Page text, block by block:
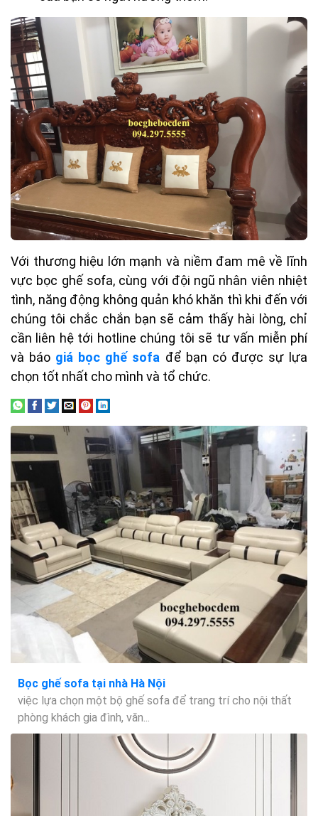
Với thương hiệu lớn mạnh và niềm đam mê về lĩnh
vực bọc ghế sofa, cùng với đội ngũ nhân viên nhiệt
tình, năng động không quản khó khăn thì khi đến với
chúng tôi chắc chắn bạn sẽ cảm thấy hài lòng, chỉ
cần liên hệ tới hotline chúng tôi sẽ tư vấn miễn phí
và báo giá bọc ghế sofa để bạn có được sự lựa
chọn tốt nhất cho mình và tổ chức.
Bọc ghế sofa tại nhà Hà Nội
việc lựa chọn một bộ ghế sofa để trang trí cho nội thất
phòng khách gia đình, văn...